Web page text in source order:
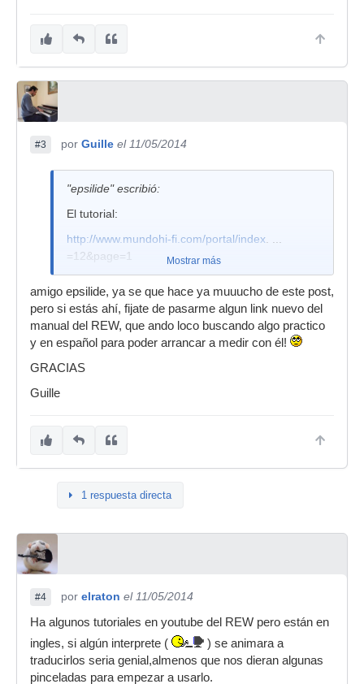
#3 por Guille el 11/05/2014
"epsilide" escribió:
El tutorial:
http://www.mundohi-fi.com/portal/index
=12&page=1
Mostrar más
amigo epsilide, ya se que hace ya muuucho de este post,
pero si estás ahí, fijate de pasarme algun link nuevo del
manual del REW, que ando loco buscando algo practico
y en español para poder arrancar a medir con él!
GRACIAS
Guille
1 respuesta directa
#4 por elraton el 11/05/2014
Ha algunos tutoriales en youtube del REW pero están en
ingles, si algún interprete (
) se animara a
traducirlos seria genial,almenos que nos dieran algunas
pinceladas para empezar a usarlo.